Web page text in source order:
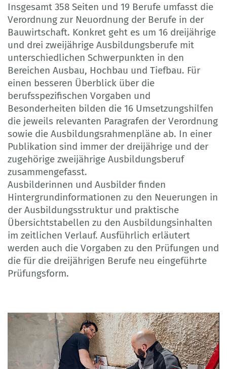
Insgesamt 358 Seiten und 19 Berufe umfasst die
Verordnung zur Neuordnung der Berufe in der
Bauwirtschaft. Konkret geht es um 16 dreijährige
und drei zweijährige Ausbildungsberufe mit
unterschiedlichen Schwerpunkten in den
Bereichen Ausbau, Hochbau und Tiefbau. Für
einen besseren Überblick über die
berufsspezifischen Vorgaben und
Besonderheiten bilden die 16 Umsetzungshilfen
die jeweils relevanten Paragrafen der Verordnung
sowie die Ausbildungsrahmenpläne ab. In einer
Publikation sind immer der dreijährige und der
zugehörige zweijährige Ausbildungsberuf
zusammengefasst.
Ausbilderinnen und Ausbilder finden
Hintergrundinformationen zu den Neuerungen in
der Ausbildungsstruktur und praktische
Übersichtstabellen zu den Ausbildungsinhalten
im zeitlichen Verlauf. Ausführlich erläutert
werden auch die Vorgaben zu den Prüfungen und
die für die dreijährigen Berufe neu eingeführte
Prüfungsform.